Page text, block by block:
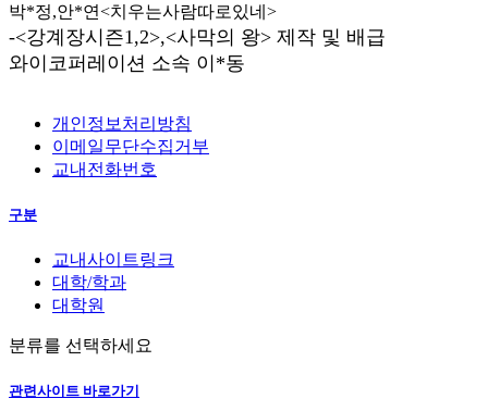
박*정,안*연<치우는사람따로있네>
-<강계장시즌1,2>,<사막의 왕> 제작 및 배급
와이코퍼레이션 소속 이*동
개인정보처리방침
이메일무단수집거부
교내전화번호
구분
교내사이트링크
대학/학과
대학원
분류를 선택하세요
관련사이트 바로가기